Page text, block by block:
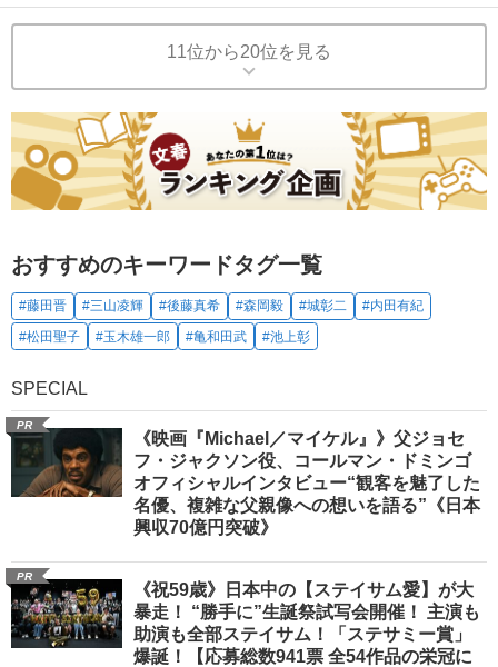
11位から20位を見る
おすすめのキーワードタグ一覧
#藤田晋 #三山凌輝 #後藤真希 #森岡毅 #城彰二
#内田有紀
#松田聖子
#玉木雄一郎 #亀和田武 #池上彰
SPECIAL
PR
《映画『Michael／マイケル』》父ジョセ
フ・ジャクソン役、コールマン・ドミンゴ
オフィシャルインタビュー“観客を魅了した
名優、複雑な父親像への想いを語る”《日本
興収70億円突破》
PR
《祝59歳》日本中の【ステイサム愛】が大
暴走！ “勝手に”生誕祭試写会開催！ 主演も
助演も全部ステイサム！「ステサミー賞」
爆誕！【応募総数941票 全54作品の栄冠に